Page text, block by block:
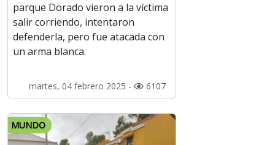
parque Dorado vieron a la víctima
salir corriendo, intentaron
defenderla, pero fue atacada con
un arma blanca.
martes, 04 febrero 2025 - 6107
MUNDO